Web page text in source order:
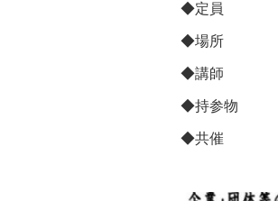
◆定員
◆場所 三
◆講師 未想
◆持参物 ご
◆共催 未想